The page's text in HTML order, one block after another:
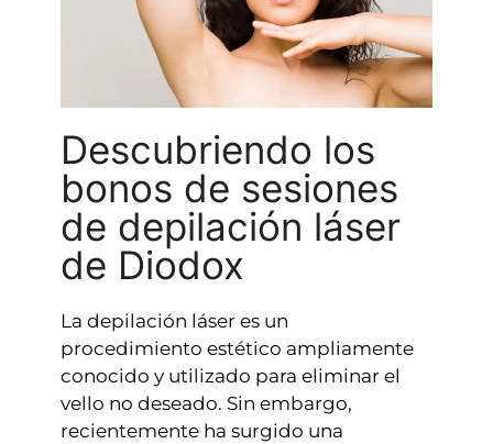
Descubriendo los
bonos de sesiones
de depilación láser
de Diodox
La depilación láser es un
procedimiento estético ampliamente
conocido y utilizado para eliminar el
vello no deseado. Sin embargo,
recientemente ha surgido una